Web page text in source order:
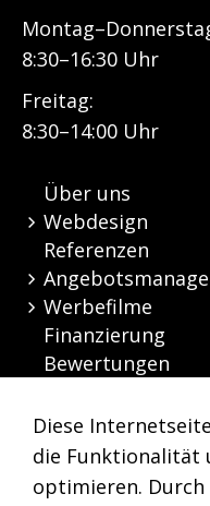
8:30–16:30 Uhr
Freitag:
8:30–14:00 Uhr
Über uns
Webdesign
Referenzen
Werbefilme
Finanzierung
Bewertungen
Nützliche Links
Diese
die Funktionalität
optimieren.